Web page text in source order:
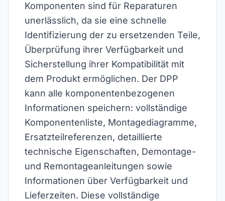
Komponenten sind für Reparaturen
unerlässlich, da sie eine schnelle
Identifizierung der zu ersetzenden Teile,
Überprüfung ihrer Verfügbarkeit und
Sicherstellung ihrer Kompatibilität mit
dem Produkt ermöglichen. Der DPP
kann alle komponentenbezogenen
Informationen speichern: vollständige
Komponentenliste, Montagediagramme,
Ersatzteilreferenzen, detaillierte
technische Eigenschaften, Demontage-
und Remontageanleitungen sowie
Informationen über Verfügbarkeit und
Lieferzeiten. Diese vollständige